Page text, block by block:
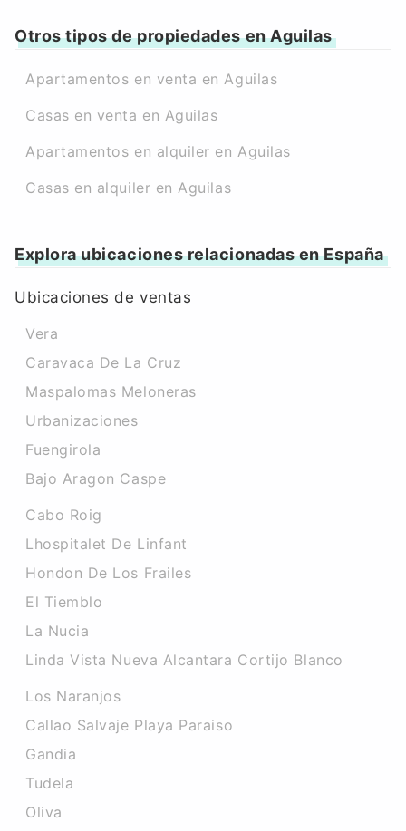
Otros tipos de propiedades en Aguilas
Apartamentos en venta en Aguilas
Casas en venta en Aguilas
Apartamentos en alquiler en Aguilas
Casas en alquiler en Aguilas
Explora ubicaciones relacionadas en España
Ubicaciones de ventas
Vera
Caravaca De La Cruz
Maspalomas Meloneras
Urbanizaciones
Fuengirola
Bajo Aragon Caspe
Cabo Roig
Lhospitalet De Linfant
Hondon De Los Frailes
El Tiemblo
La Nucia
Linda Vista Nueva Alcantara Cortijo Blanco
Los Naranjos
Callao Salvaje Playa Paraiso
Gandia
Tudela
Oliva